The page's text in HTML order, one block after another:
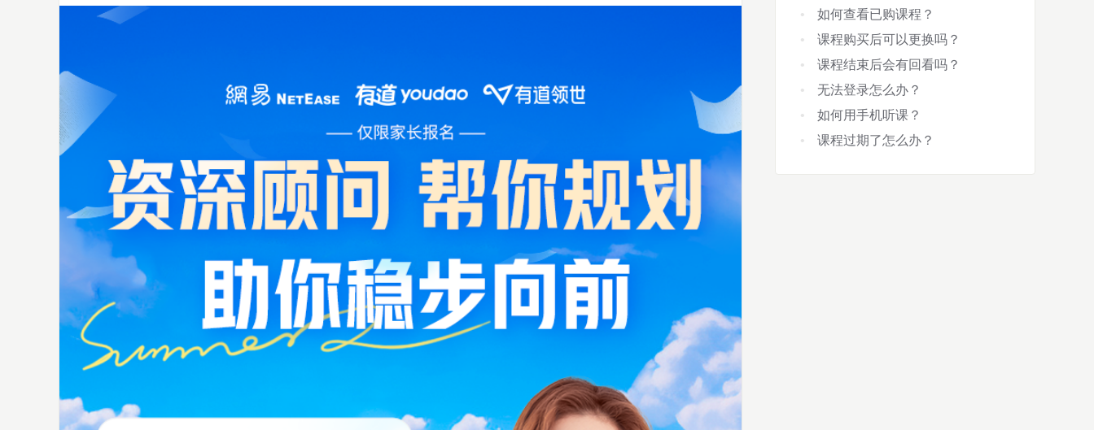
如何查看已购课程？
课程购买后可以更换吗？
课程结束后会有回看吗？
无法登录怎么办？
如何用手机听课？
课程过期了怎么办？